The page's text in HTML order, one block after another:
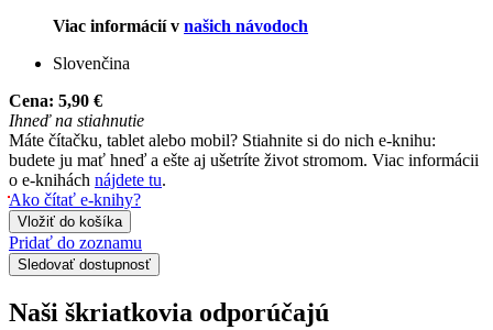
Viac informácií v našich návodoch
Slovenčina
Cena: 5,90 €
Ihneď na stiahnutie
Máte čítačku, tablet alebo mobil? Stiahnite si do nich e-knihu:
budete ju mať hneď a ešte aj ušetríte život stromom. Viac informácii
o e-knihách nájdete tu.
Ako čítať e-knihy?
Vložiť do košíka
Pridať do zoznamu
Sledovať dostupnosť
Naši škriatkovia odporúčajú